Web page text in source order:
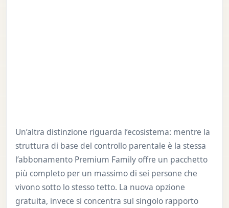
Un’altra distinzione riguarda l’ecosistema: mentre la
struttura di base del controllo parentale è la stessa
l’abbonamento Premium Family offre un pacchetto
più completo per un massimo di sei persone che
vivono sotto lo stesso tetto. La nuova opzione
gratuita, invece si concentra sul singolo rapporto